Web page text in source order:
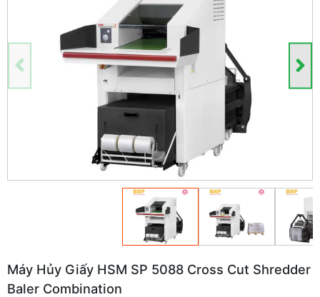
Máy Hủy Giấy HSM SP 5088 Cross Cut Shredder
Baler Combination